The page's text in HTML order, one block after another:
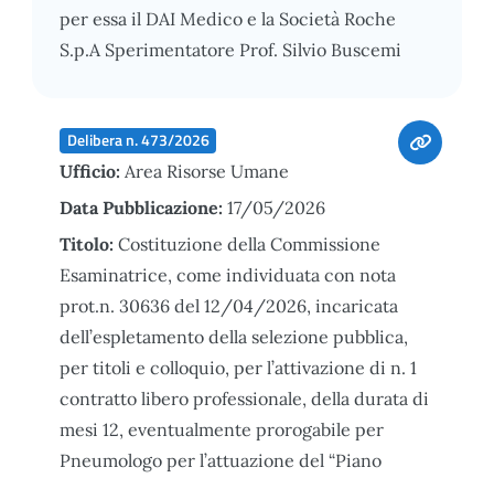
per essa il DAI Medico e la Società Roche
S.p.A Sperimentatore Prof. Silvio Buscemi
Delibera n. 473/2026
Ufficio: Area Risorse Umane
Data Pubblicazione: 17/05/2026
Titolo: Costituzione della Commissione
Esaminatrice, come individuata con nota
prot.n. 30636 del 12/04/2026, incaricata
dell’espletamento della selezione pubblica,
per titoli e colloquio, per l’attivazione di n. 1
contratto libero professionale, della durata di
mesi 12, eventualmente prorogabile per
Pneumologo per l’attuazione del “Piano